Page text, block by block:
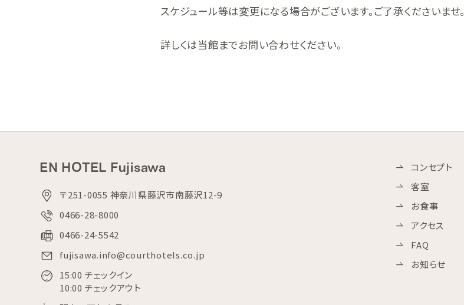
スケジュール等は変更になる場合がございます。ご了承くださいませ。
詳しくは当館までお問い合わせください。
EN HOTEL Fujisawa
〒251-0055 神奈川県藤沢市南藤沢12-9
0466-28-8000
0466-24-5542
fujisawa.info@courthotels.co.jp
15:00 チェックイン
10:00 チェックアウト
コンセプト
客室
お食事
アクセス
FAQ
お知らせ